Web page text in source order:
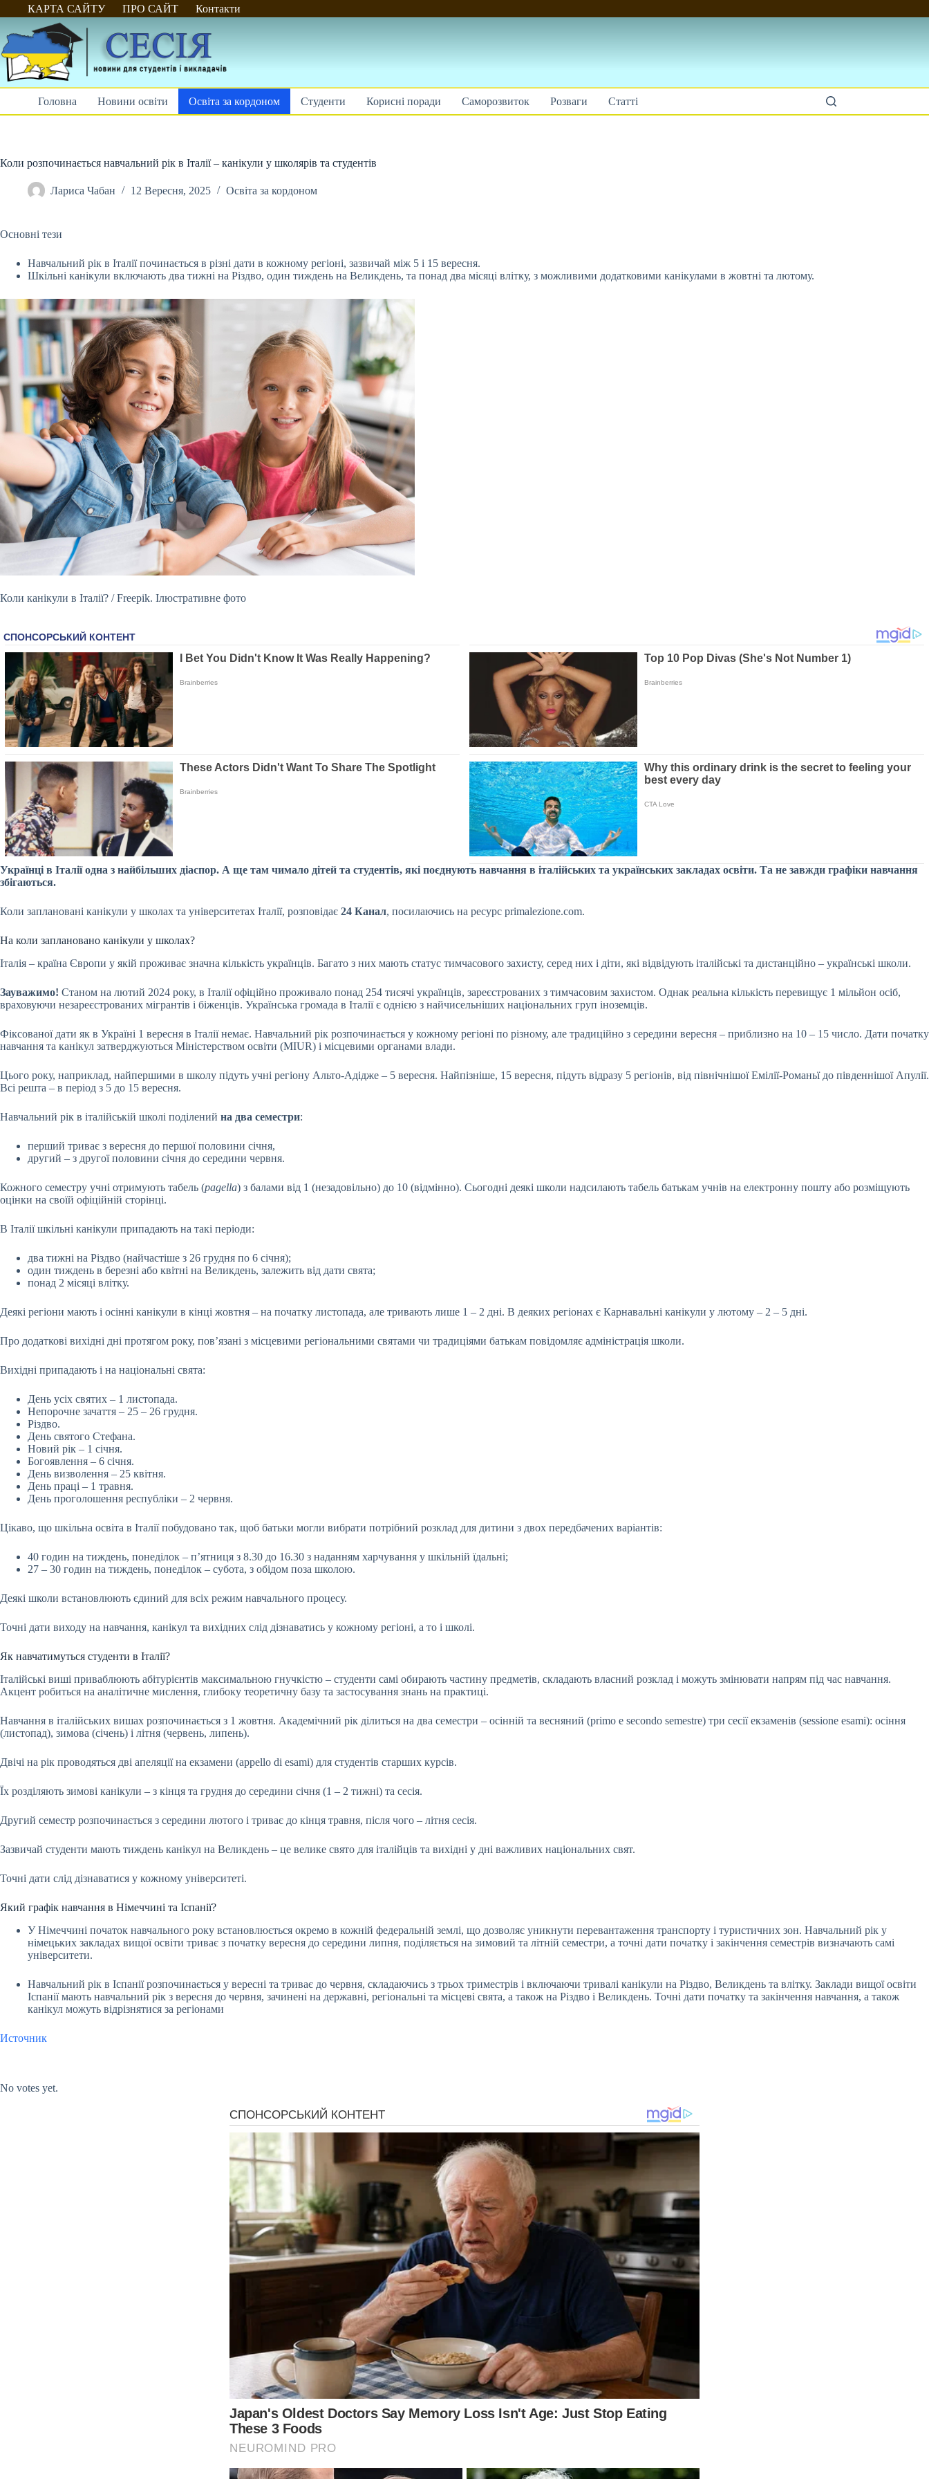
Перейти
до
КАРТА САЙТУ ПРО САЙТ Контакти
Головна Новини освіти Освіта за кордоном Студенти Корисні поради Саморозвиток Розваги Статті
Коли розпочинається навчальний рік в Італії – канікули у школярів та студентів
Лариса Чабан 12 Вересня, 2025 Освіта за кордоном
Основні тези
Навчальний рік в Італії починається в різні дати в кожному регіоні, зазвичай між 5 і 15 вересня.
Шкільні канікули включають два тижні на Різдво, один тиждень на Великдень, та понад два місяці влітку, з можливими додатковими канікулами в жовтні та лютому.
Коли канікули в Італії? / Freepik. Ілюстративне фото
Українці в Італії одна з найбільших діаспор. А ще там чимало дітей та студентів, які поєднують навчання в італійських та українських закладах освіти. Та не завжди графіки навчання
збігаються.
Коли заплановані канікули у школах та університетах Італії, розповідає 24 Канал, посилаючись на ресурс primalezione.com.
На коли заплановано канікули у школах?
Італія – країна Європи у якій проживає значна кількість українців. Багато з них мають статус тимчасового захисту, серед них і діти, які відвідують італійські та дистанційно – українські школи.
Зауважимо! Станом на лютий 2024 року, в Італії офіційно проживало понад 254 тисячі українців, зареєстрованих з тимчасовим захистом. Однак реальна кількість перевищує 1 мільйон осіб,
враховуючи незареєстрованих мігрантів і біженців. Українська громада в Італії є однією з найчисельніших національних груп іноземців.
Фіксованої дати як в Україні 1 вересня в Італії немає. Навчальний рік розпочинається у кожному регіоні по різному, але традиційно з середини вересня – приблизно на 10 – 15 число. Дати початку
навчання та канікул затверджуються Міністерством освіти (MIUR) і місцевими органами влади.
Цього року, наприклад, найпершими в школу підуть учні регіону Альто-Адідже – 5 вересня. Найпізніше, 15 вересня, підуть відразу 5 регіонів, від північнішої Емілії-Романьї до південнішої Апулії.
Всі решта – в період з 5 до 15 вересня.
Навчальний рік в італійській школі поділений на два семестри:
перший триває з вересня до першої половини січня,
другий – з другої половини січня до середини червня.
Кожного семестру учні отримують табель (pagella) з балами від 1 (незадовільно) до 10 (відмінно). Сьогодні деякі школи надсилають табель батькам учнів на електронну пошту або розміщують
оцінки на своїй офіційній сторінці.
В Італії шкільні канікули припадають на такі періоди:
два тижні на Різдво (найчастіше з 26 грудня по 6 січня);
один тиждень в березні або квітні на Великдень, залежить від дати свята;
понад 2 місяці влітку.
Деякі регіони мають і осінні канікули в кінці жовтня – на початку листопада, але тривають лише 1 – 2 дні. В деяких регіонах є Карнавальні канікули у лютому – 2 – 5 дні.
Про додаткові вихідні дні протягом року, пов’язані з місцевими регіональними святами чи традиціями батькам повідомляє адміністрація школи.
Вихідні припадають і на національні свята:
День усіх святих – 1 листопада.
Непорочне зачаття – 25 – 26 грудня.
Різдво.
День святого Стефана.
Новий рік – 1 січня.
Богоявлення – 6 січня.
День визволення – 25 квітня.
День праці – 1 травня.
День проголошення республіки – 2 червня.
Цікаво, що шкільна освіта в Італії побудовано так, щоб батьки могли вибрати потрібний розклад для дитини з двох передбачених варіантів:
40 годин на тиждень, понеділок – п’ятниця з 8.30 до 16.30 з наданням харчування у шкільній їдальні;
27 – 30 годин на тиждень, понеділок – субота, з обідом поза школою.
Деякі школи встановлюють єдиний для всіх режим навчального процесу.
Точні дати виходу на навчання, канікул та вихідних слід дізнаватись у кожному регіоні, а то і школі.
Як навчатимуться студенти в Італії?
Італійські виші приваблюють абітурієнтів максимальною гнучкістю – студенти самі обирають частину предметів, складають власний розклад і можуть змінювати напрям під час навчання.
Акцент робиться на аналітичне мислення, глибоку теоретичну базу та застосування знань на практиці.
Навчання в італійських вишах розпочинається з 1 жовтня. Академічний рік ділиться на два семестри – осінній та весняний (primo e secondo semestre) три сесії екзаменів (sessione esami): осіння
(листопад), зимова (січень) і літня (червень, липень).
Двічі на рік проводяться дві апеляції на екзамени (appello di esami) для студентів старших курсів.
Їх розділяють зимові канікули – з кінця та грудня до середини січня (1 – 2 тижні) та сесія.
Другий семестр розпочинається з середини лютого і триває до кінця травня, після чого – літня сесія.
Зазвичай студенти мають тиждень канікул на Великдень – це велике свято для італійців та вихідні у дні важливих національних свят.
Точні дати слід дізнаватися у кожному університеті.
Який графік навчання в Німеччині та Іспанії?
У Німеччині початок навчального року встановлюється окремо в кожній федеральній землі, що дозволяє уникнути перевантаження транспорту і туристичних зон. Навчальний рік у
німецьких закладах вищої освіти триває з початку вересня до середини липня, поділяється на зимовий та літній семестри, а точні дати початку і закінчення семестрів визначають самі
університети.
Навчальний рік в Іспанії розпочинається у вересні та триває до червня, складаючись з трьох триместрів і включаючи тривалі канікули на Різдво, Великдень та влітку. Заклади вищої освіти
Іспанії мають навчальний рік з вересня до червня, зачинені на державні, регіональні та місцеві свята, а також на Різдво і Великдень. Точні дати початку та закінчення навчання, а також
канікул можуть відрізнятися за регіонами
Источник
No votes yet.